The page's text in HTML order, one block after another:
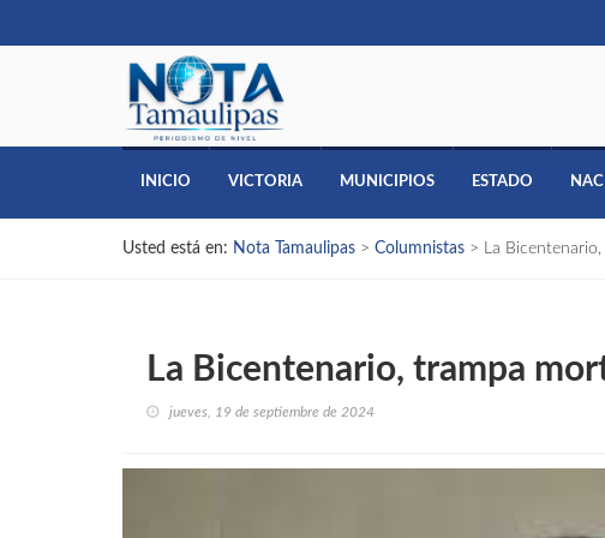
INICIO VICTORIA MUNICIPIOS ESTADO
Usted está en: Nota Tamaulipas > Columnistas > La
La Bicentenario, trampa
jueves, 19 de septiembre de 2024